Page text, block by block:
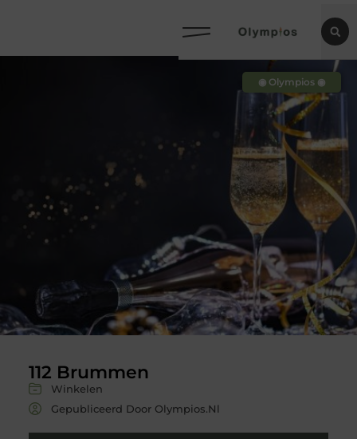
112 Brummen
Winkelen
Gepubliceerd Door Olympios.nl
◉ Olympios ◉